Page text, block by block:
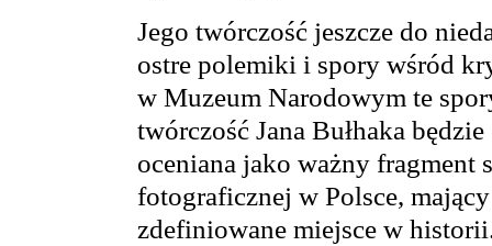
Jego twórczość jeszcze do
ostre polemiki i spory wśród
w Muzeum Narodowym te
twórczość Jana Bułhaka
oceniana jako ważny fragment
fotograficznej w Polsce,
zdefiniowane miejsce w